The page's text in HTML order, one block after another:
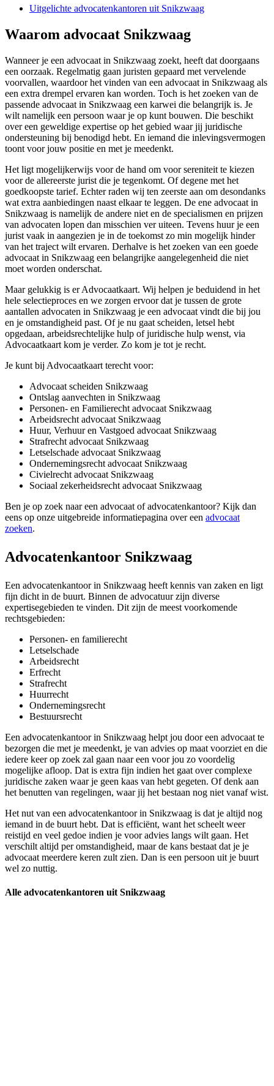
Uitgelichte advocatenkantoren uit Snikzwaag
Waarom advocaat Snikzwaag
Wanneer je een advocaat in Snikzwaag zoekt, heeft dat doorgaans
een oorzaak. Regelmatig gaan juristen gepaard met vervelende
voorvallen, waardoor het vinden van een advocaat in Snikzwaag als
een extra drempel ervaren kan worden. Toch is het zoeken van de
passende advocaat in Snikzwaag een karwei die belangrijk is. Je
wilt namelijk een persoon waar je op kunt bouwen. Die beschikt
over een geweldige expertise op het gebied waar jij juridische
ondersteuning bij benodigd hebt. En iemand die inlevingsvermogen
toont voor jouw positie en met je meedenkt.
Het ligt mogelijkerwijs voor de hand om voor sereniteit te kiezen
voor de allereerste jurist die je tegenkomt. Of degene met het
goedkoopste tarief. Echter raden wij ten zeerste aan om desondanks
wat extra aanbiedingen naast elkaar te leggen. De ene advocaat in
Snikzwaag is namelijk de andere niet en de specialismen en prijzen
van advocaten lopen dan misschien ver uiteen. Tevens huur je een
jurist vaak in aangezien je in de toekomst zo min mogelijk hinder
van het traject wilt ervaren. Derhalve is het zoeken van een goede
advocaat in Snikzwaag een belangrijke aangelegenheid die niet
moet worden onderschat.
Maar gelukkig is er Advocaatkaart. Wij helpen je beduidend in het
hele selectieproces en we zorgen ervoor dat je tussen de grote
aantallen advocaten in Snikzwaag je een advocaat vindt die bij jou
en je omstandigheid past. Of je nu gaat scheiden, letsel hebt
opgedaan, arbeidsrechtelijke hulp of juridische hulp wenst, via
Advocaatkaart kom je verder. Zo kom je tot je recht.
Je kunt bij Advocaatkaart terecht voor:
Advocaat scheiden Snikzwaag
Ontslag aanvechten in Snikzwaag
Personen- en Familierecht advocaat Snikzwaag
Arbeidsrecht advocaat Snikzwaag
Huur, Verhuur en Vastgoed advocaat Snikzwaag
Strafrecht advocaat Snikzwaag
Letselschade advocaat Snikzwaag
Ondernemingsrecht advocaat Snikzwaag
Civielrecht advocaat Snikzwaag
Sociaal zekerheidsrecht advocaat Snikzwaag
Ben je op zoek naar een advocaat of advocatenkantoor? Kijk dan
eens op onze uitgebreide informatiepagina over een advocaat
zoeken.
Advocatenkantoor Snikzwaag
Een advocatenkantoor in Snikzwaag heeft kennis van zaken en ligt
fijn dicht in de buurt. Binnen de advocatuur zijn diverse
expertisegebieden te vinden. Dit zijn de meest voorkomende
rechtsgebieden:
Personen- en familierecht
Letselschade
Arbeidsrecht
Erfrecht
Strafrecht
Huurrecht
Ondernemingsrecht
Bestuursrecht
Een advocatenkantoor in Snikzwaag helpt jou door een advocaat te
bezorgen die met je meedenkt, je van advies op maat voorziet en die
iedere keer op zoek zal gaan naar een voor jou zo voordelig
mogelijke afloop. Dat is extra fijn indien het gaat over complexe
juridische zaken waar je geen kaas van hebt gegeten. Of denk aan
het benutten van regelingen, waar jij het bestaan nog niet vanaf wist.
Het nut van een advocatenkantoor in Snikzwaag is dat je altijd nog
iemand in de buurt hebt. Dat is efficiënt, want het scheelt weer
reistijd en veel gedoe indien je voor advies langs wilt gaan. Het
verschilt altijd per omstandigheid, maar de kans bestaat dat je je
advocaat meerdere keren zult zien. Dan is een persoon uit je buurt
wel zo nuttig.
Alle advocatenkantoren uit Snikzwaag